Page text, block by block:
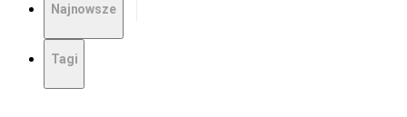
Najnowsze
Tagi